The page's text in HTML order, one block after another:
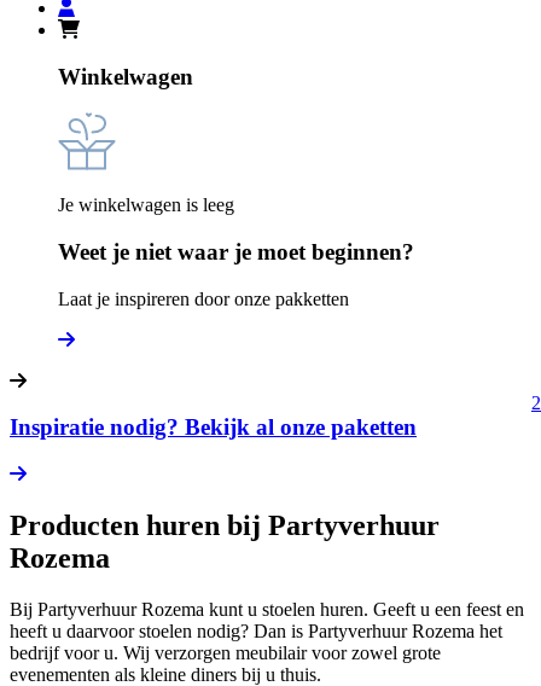
Winkelwagen
Je winkelwagen is leeg
Weet je niet waar je moet beginnen?
Laat je inspireren door onze pakketten
Inspiratie nodig? Bekijk al onze paketten
Producten huren bij Partyverhuur
Rozema
Bij Partyverhuur Rozema kunt u stoelen huren. Geeft u een feest en
heeft u daarvoor stoelen nodig? Dan is Partyverhuur Rozema het
bedrijf voor u. Wij verzorgen meubilair voor zowel grote
evenementen als kleine diners bij u thuis.